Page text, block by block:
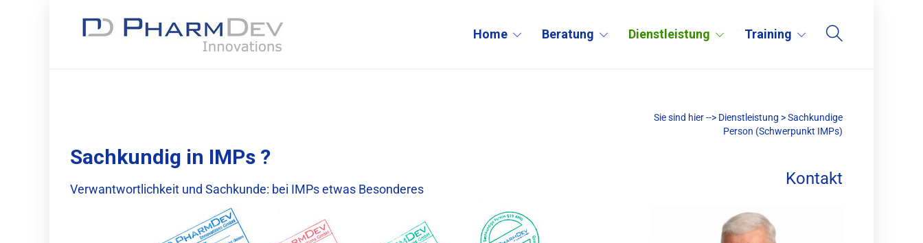
Home Beratung Dienstleistung Training
Sachkundig in IMPs ?
Verwantwortlichkeit und Sachkunde: bei IMPs etwas Besonderes
Sie sind hier --> Dienstleistung >Sachkundige
Person (Schwerpunkt IMPs)
Kontakt